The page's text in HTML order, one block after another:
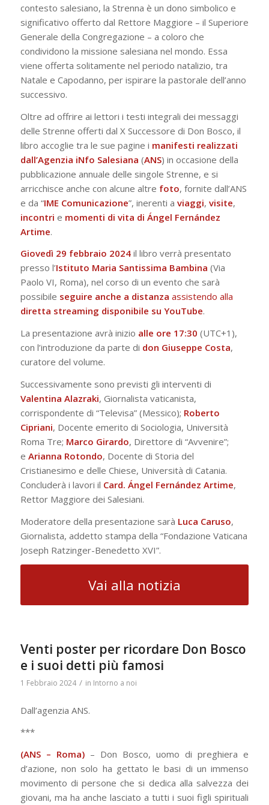
contesto salesiano, la Strenna è un dono simbolico e
significativo offerto dal Rettore Maggiore – il Superiore
Generale della Congregazione – a coloro che
condividono la missione salesiana nel mondo. Essa
viene offerta solitamente nel periodo natalizio, tra
Natale e Capodanno, per ispirare la pastorale dell’anno
successivo.
Oltre ad offrire ai lettori i testi integrali dei messaggi
delle Strenne offerti dal X Successore di Don Bosco, il
libro accoglie tra le sue pagine i manifesti realizzati
dall’Agenzia iNfo Salesiana (ANS) in occasione della
pubblicazione annuale delle singole Strenne, e si
arricchisce anche con alcune altre foto, fornite dall’ANS
e da “IME Comunicazione”, inerenti a viaggi, visite,
incontri e momenti di vita di Ángel Fernández
Artime.
Giovedì 29 febbraio 2024il libro verrà presentato
presso l’Istituto Maria Santissima Bambina (Via
Paolo VI, Roma), nel corso di un evento che sarà
possibile seguire anche a distanza assistendo alla
diretta streaming disponibile su YouTube.
La presentazione avrà inizio alle ore 17:30 (UTC+1),
con l’introduzione da parte di don Giuseppe Costa,
curatore del volume.
Successivamente sono previsti gli interventi di
Valentina Alazraki, Giornalista vaticanista,
corrispondente di “Televisa” (Messico); Roberto
Cipriani, Docente emerito di Sociologia, Università
Roma Tre; Marco Girardo, Direttore di “Avvenire”;
e Arianna Rotondo, Docente di Storia del
Cristianesimo e delle Chiese, Università di Catania.
Concluderà i lavori il Card. Ángel Fernández Artime,
Rettor Maggiore dei Salesiani.
Moderatore della presentazione sarà Luca Caruso,
Giornalista, addetto stampa della “Fondazione Vaticana
Joseph Ratzinger-Benedetto XVI”.
Vai alla notizia
Venti poster per ricordare Don Bosco
e i suoi detti più famosi
1 Febbraio 2024 / in Intorno a noi
Dall’agenzia ANS.
***
(ANS – Roma) – Don Bosco, uomo di preghiera e
d’azione, non solo ha gettato le basi di un immenso
movimento di persone che si dedica alla salvezza dei
giovani, ma ha anche lasciato a tutti i suoi figli spirituali